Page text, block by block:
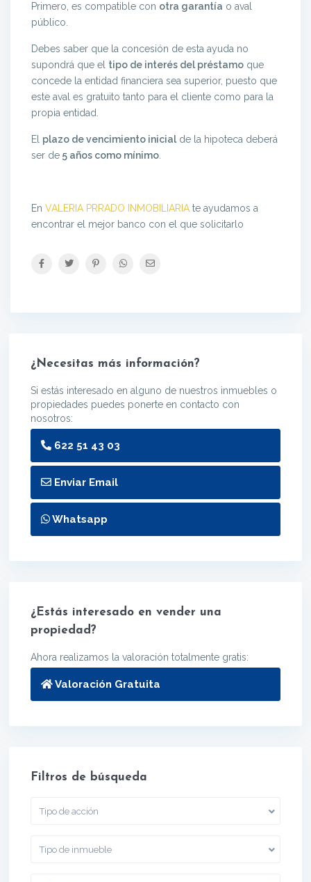
Primero, es compatible con otra garantía o aval
público.
Debes saber que la concesión de esta ayuda no
supondrá que el tipo de interés del préstamo que
concede la entidad financiera sea superior, puesto que
este aval es gratuito tanto para el cliente como para la
propia entidad.
El plazo de vencimiento inicialde la hipoteca deberá
ser de 5 años como mínimo.
En VALERIA PRRADO INMOBILIARIA te ayudamos a
encontrar el mejor banco con el que solicitarlo
¿Necesitas más información?
Si estás interesado en alguno de nuestros inmuebles o
propiedades puedes ponerte en contacto con
nosotros:
622 51 43 03
Enviar Email
Whatsapp
¿Estás interesado en vender una
propiedad?
Ahora realizamos la valoración totalmente gratis:
Valoración Gratuita
Filtros de búsqueda
Tipo de acción
Tipo de inmueble